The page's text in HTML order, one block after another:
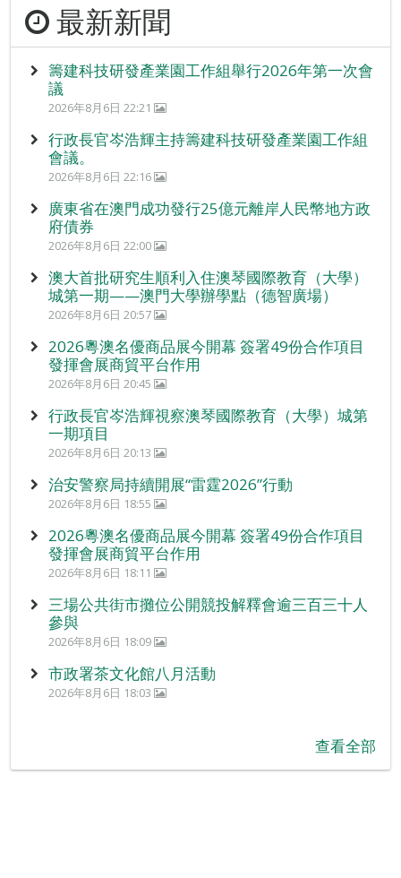
最新新聞
籌建科技研發產業園工作組舉行2026年第一次會
議
2026年8月6日 22:21
行政長官岑浩輝主持籌建科技研發產業園工作組
會議。
2026年8月6日 22:16
廣東省在澳門成功發行25億元離岸人民幣地方政
府債券
2026年8月6日 22:00
澳大首批研究生順利入住澳琴國際教育（大學）
城第一期——澳門大學辦學點（德智廣場）
2026年8月6日 20:57
2026粵澳名優商品展今開幕 簽署49份合作項目
發揮會展商貿平台作用
2026年8月6日 20:45
行政長官岑浩輝視察澳琴國際教育（大學）城第
一期項目
2026年8月6日 20:13
治安警察局持續開展“雷霆2026”行動
2026年8月6日 18:55
2026粵澳名優商品展今開幕 簽署49份合作項目
發揮會展商貿平台作用
2026年8月6日 18:11
三場公共街市攤位公開競投解釋會逾三百三十人
參與
2026年8月6日 18:09
市政署茶文化館八月活動
2026年8月6日 18:03
查看全部